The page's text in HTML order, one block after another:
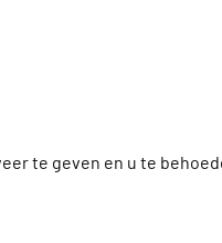
te geven en u te